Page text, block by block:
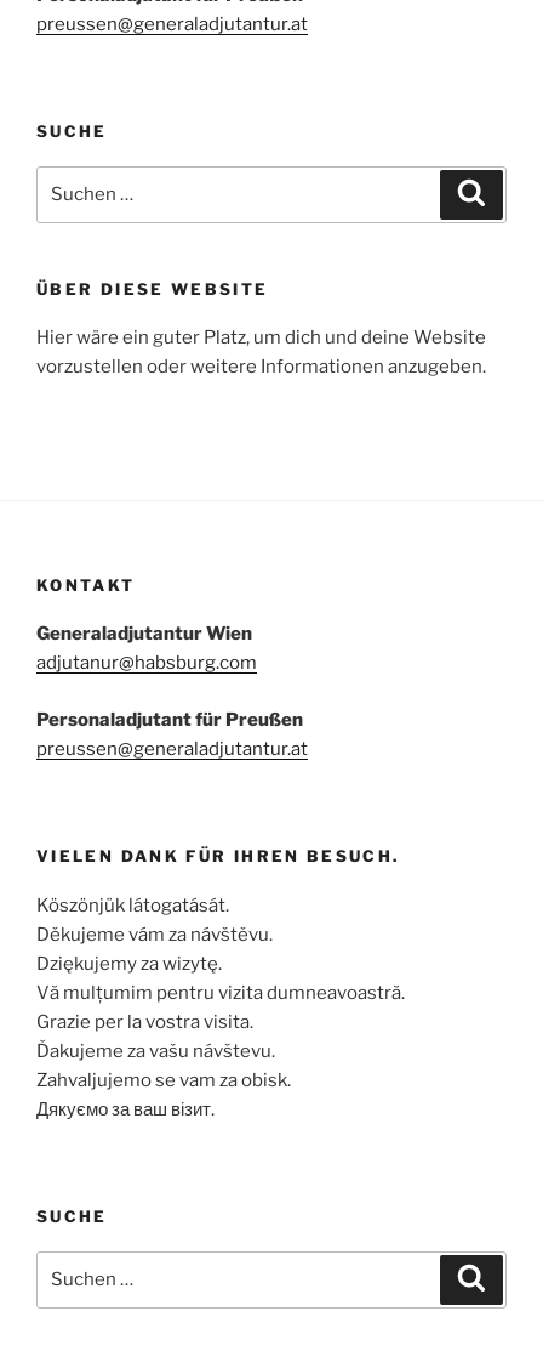
preussen@generaladjutantur.at
SUCHE
nach:
ÜBER DIESE WEBSITE
Hier wäre ein guter Platz, um dich und deine Website
vorzustellen oder weitere Informationen anzugeben.
KONTAKT
Generaladjutantur Wien
adjutanur@habsburg.com
Personaladjutant für Preußen
preussen@generaladjutantur.at
VIELEN DANK FÜR IHREN BESUCH.
Köszönjük látogatását.
Děkujeme vám za návštěvu.
Dziękujemy za wizytę.
Vă mulțumim pentru vizita dumneavoastră.
Grazie per la vostra visita.
Ďakujeme za vašu návštevu.
Zahvaljujemo se vam za obisk.
Дякуємо за ваш візит.
SUCHE
nach: